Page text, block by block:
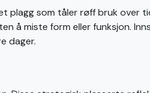
plagg som tåler røff bruk over
miste form eller funksjon.
dager.